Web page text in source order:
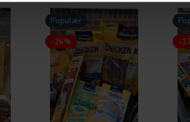
Populær
-26%
-